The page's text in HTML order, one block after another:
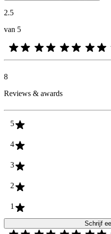
2.5
van 5
8
Reviews & awards
5
4
3
2
1
Schrijf